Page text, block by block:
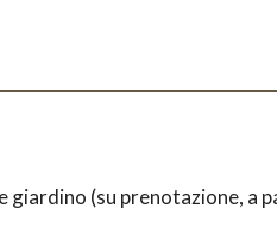
giardino (su prenotazione, a